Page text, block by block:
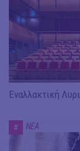
Εναλλακτική
# ΝΕΑ